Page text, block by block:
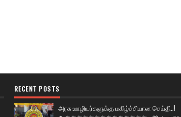
RECENT POSTS
அரசு ஊழியர்களுக்கு மகிழ்ச்சியான செய்தி..!